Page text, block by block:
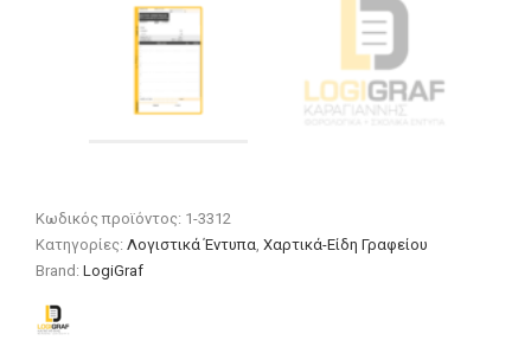
Κωδικός προϊόντος: 1-3312
Κατηγορίες:Λογιστικά Έντυπα,Χαρτικά-Είδη Γραφείου
Brand:LogiGraf